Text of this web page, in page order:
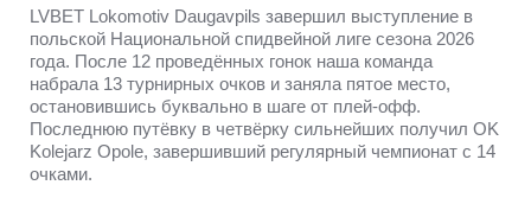
LVBET Lokomotiv Daugavpils завершил выступление в
польской Национальной спидвейной лиге сезона 2026
года. После 12 проведённых гонок наша команда
набрала 13 турнирных очков и заняла пятое место,
остановившись буквально в шаге от плей-офф.
Последнюю путёвку в четвёрку сильнейших получил OK
Kolejarz Opole, завершивший регулярный чемпионат с 14
очками.